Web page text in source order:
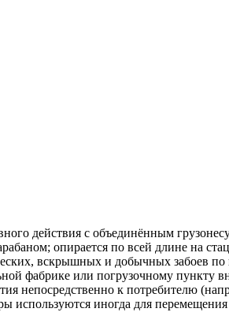
действия с объединённым
опирается по всей длине на
вскрышных и добычных забоев
фабрике или погрузочному пункту
непосредственно к потребителю
используются иногда для